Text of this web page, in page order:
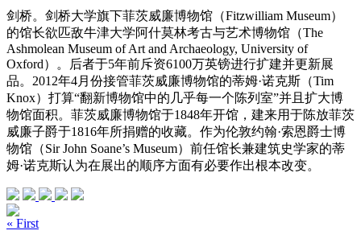
剑桥。剑桥大学旗下菲茨威廉博物馆（Fitzwilliam Museum）
的馆长欲匹敌牛津大学阿什莫林考古与艺术博物馆（The
Ashmolean Museum of Art and Archaeology, University of
Oxford）。后者于5年前斥资6100万英镑进行扩建并更新展
品。2012年4月份接管菲茨威廉博物馆的蒂姆·诺克斯（Tim
Knox）打算“翻新博物馆中的几乎每一个陈列室”并且扩大博
物馆面积。菲茨威廉博物馆于1848年开馆，建来用于陈放菲茨
威廉子爵于1816年所捐赠的收藏。作为伦敦约翰·索恩爵士博
物馆（Sir John Soane’s Museum）前任馆长兼建筑史学家的蒂
姆·诺克斯认为在展出的顺序方面有必要作出根本改变。
« First